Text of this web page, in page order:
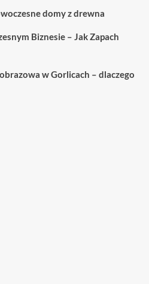
domy z drewna
Biznesie – Jak Zapach
w Gorlicach – dlaczego